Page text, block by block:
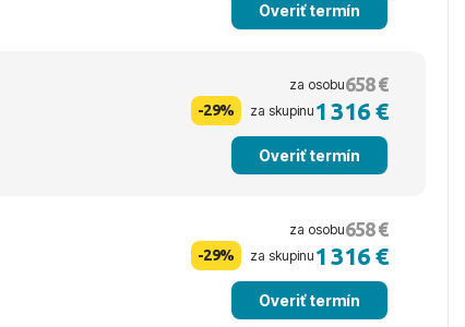
Overiť termín
za osobu658 €
-29% za skupinu 1 316 €
Overiť termín
za osobu658 €
-29% za skupinu 1 316 €
Overiť termín